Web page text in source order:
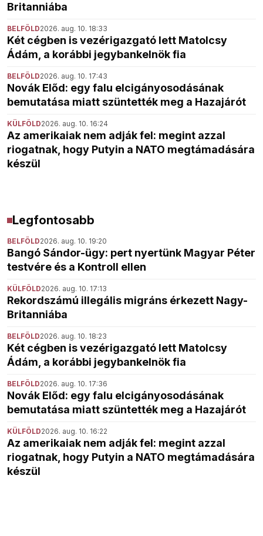
Britanniába
BELFÖLD2026. aug. 10. 18:33
Két cégben is vezérigazgató lett Matolcsy
Ádám, a korábbi jegybankelnök fia
BELFÖLD2026. aug. 10. 17:43
Novák Előd: egy falu elcigányosodásának
bemutatása miatt szüntették meg a Hazajárót
KÜLFÖLD2026. aug. 10. 16:24
Az amerikaiak nem adják fel: megint azzal
riogatnak, hogy Putyin a NATO megtámadására
készül
Legfontosabb
BELFÖLD2026. aug. 10. 19:20
Bangó Sándor-ügy: pert nyertünk Magyar Péter
testvére és a Kontroll ellen
KÜLFÖLD2026. aug. 10. 17:13
Rekordszámú illegális migráns érkezett Nagy-
Britanniába
BELFÖLD2026. aug. 10. 18:23
Két cégben is vezérigazgató lett Matolcsy
Ádám, a korábbi jegybankelnök fia
BELFÖLD2026. aug. 10. 17:36
Novák Előd: egy falu elcigányosodásának
bemutatása miatt szüntették meg a Hazajárót
KÜLFÖLD2026. aug. 10. 16:22
Az amerikaiak nem adják fel: megint azzal
riogatnak, hogy Putyin a NATO megtámadására
készül